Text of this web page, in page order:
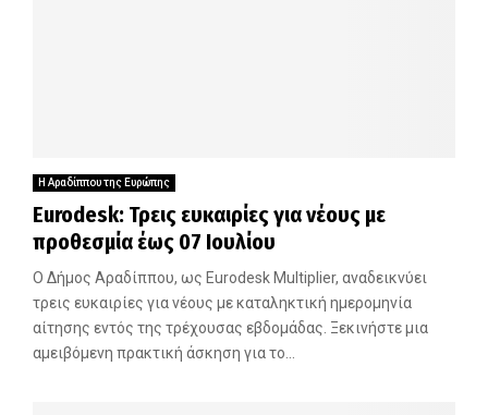
Η Αραδίππου της Ευρώπης
Eurodesk: Τρεις ευκαιρίες για νέους με
προθεσμία έως 07 Ιουλίου
Ο Δήμος Αραδίππου, ως Eurodesk Multiplier, αναδεικνύει
τρεις ευκαιρίες για νέους με καταληκτική ημερομηνία
αίτησης εντός της τρέχουσας εβδομάδας. Ξεκινήστε μια
αμειβόμενη πρακτική άσκηση για το...